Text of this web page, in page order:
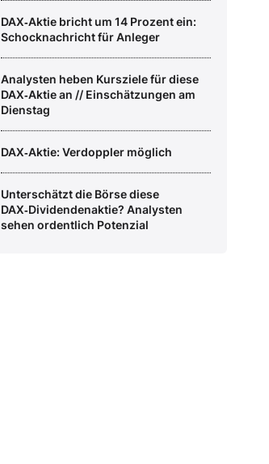
DAX‑Aktie bricht um 14 Prozent ein:
Schocknachricht für Anleger
Analysten heben Kursziele für diese
DAX‑Aktie an // Einschätzungen am
Dienstag
DAX‑Aktie: Verdoppler möglich
Unterschätzt die Börse diese
DAX‑Dividendenaktie? Analysten
sehen ordentlich Potenzial